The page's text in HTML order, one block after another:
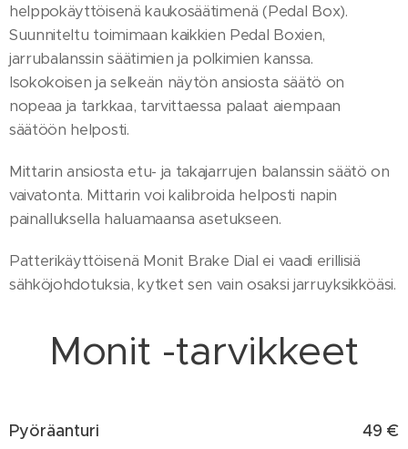
helppokäyttöisenä kaukosäätimenä (Pedal Box).
Suunniteltu toimimaan kaikkien Pedal Boxien,
jarrubalanssin säätimien ja polkimien kanssa.
Isokokoisen ja selkeän näytön ansiosta säätö on
nopeaa ja tarkkaa, tarvittaessa palaat aiempaan
säätöön helposti.
Mittarin ansiosta etu- ja takajarrujen balanssin säätö on
vaivatonta. Mittarin voi kalibroida helposti napin
painalluksella haluamaansa asetukseen.
Patterikäyttöisenä Monit Brake Dial ei vaadi erillisiä
sähköjohdotuksia, kytket sen vain osaksi jarruyksikköäsi.
Monit -tarvikkeet
Pyöräanturi 49 €